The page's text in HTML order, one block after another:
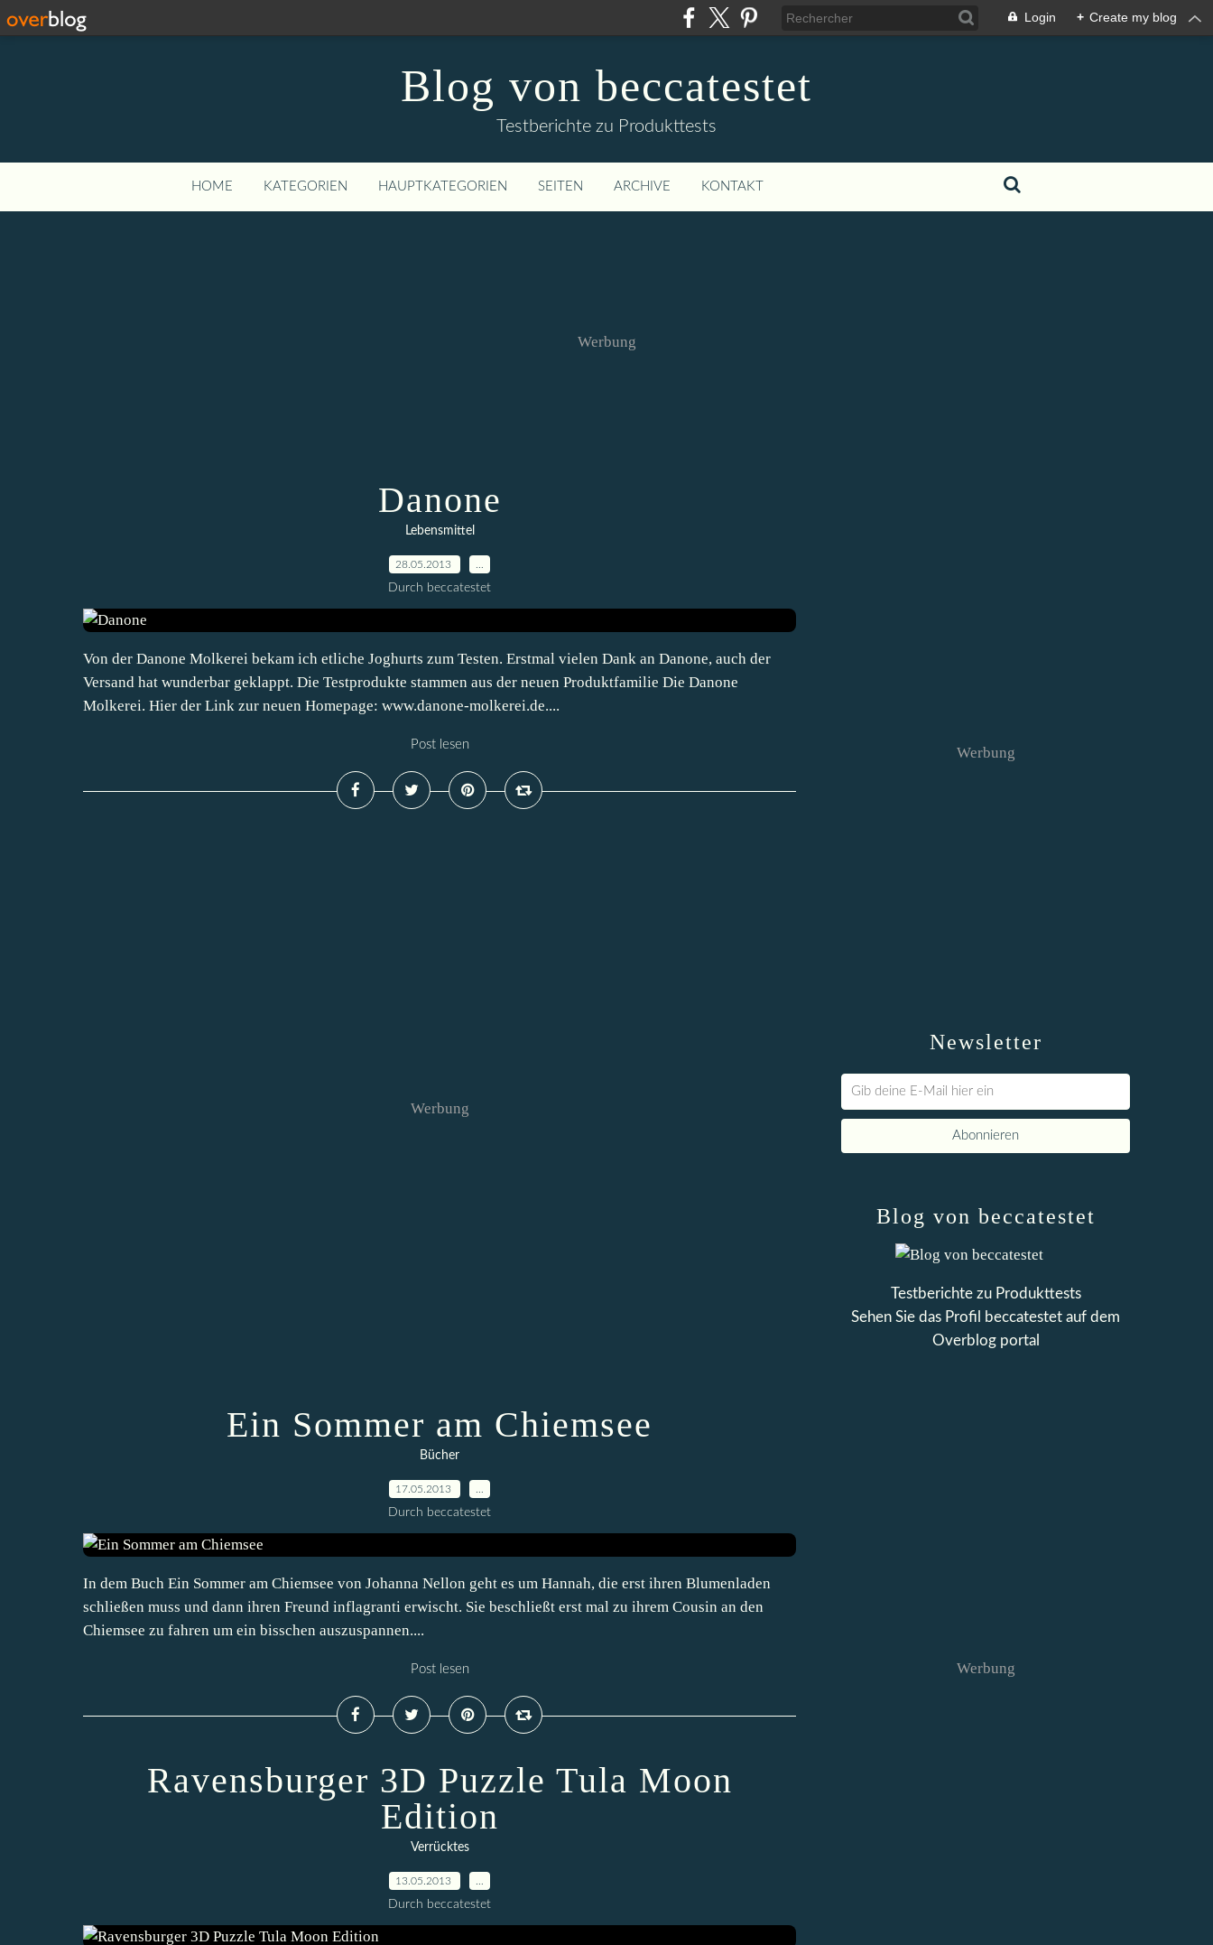
Login + Create my blog
Blog von beccatestet
Testberichte zu Produkttests
HOME KATEGORIEN HAUPTKATEGORIEN SEITEN ARCHIVE KONTAKT
Werbung
Danone
Lebensmittel
28.05.2013
Durch beccatestet
Von der Danone Molkerei bekam ich etliche Joghurts zum Testen. Erstmal vielen Dank an Danone, auch der
Versand hat wunderbar geklappt. Die Testprodukte stammen aus der neuen Produktfamilie Die Danone
Molkerei. Hier der Link zur neuen Homepage: www.danone-molkerei.de....
Post lesen
Werbung
Ein Sommer am Chiemsee
Bücher
17.05.2013
Durch beccatestet
In dem Buch Ein Sommer am Chiemsee von Johanna Nellon geht es um Hannah, die erst ihren Blumenladen
schließen muss und dann ihren Freund inflagranti erwischt. Sie beschließt erst mal zu ihrem Cousin an den
Chiemsee zu fahren um ein bisschen auszuspannen....
Post lesen
Ravensburger 3D Puzzle Tula Moon
Edition
Verrücktes
13.05.2013
Durch beccatestet
Newsletter
Werbung
Blog von beccatestet
Testberichte zu Produkttests
Sehen Sie das Profil
beccatestet auf dem
Overblog portal
Werbung